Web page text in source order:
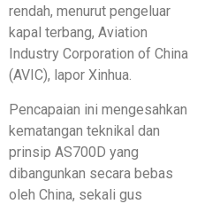
rendah, menurut pengeluar
kapal terbang, Aviation
Industry Corporation of China
(AVIC), lapor Xinhua.
Pencapaian ini mengesahkan
kematangan teknikal dan
prinsip AS700D yang
dibangunkan secara bebas
oleh China, sekali gus